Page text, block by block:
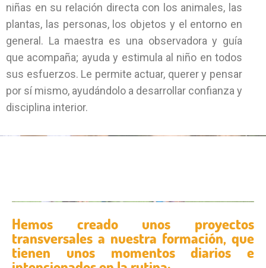
niñas en su relación directa con los animales, las
plantas, las personas, los objetos y el entorno en
general. La maestra es una observadora y guía
que acompaña; ayuda y estimula al niño en todos
sus esfuerzos. Le permite actuar, querer y pensar
por sí mismo, ayudándolo a desarrollar confianza y
disciplina interior.
Hemos creado unos proyectos
transversales a nuestra formación, que
tienen unos momentos diarios e